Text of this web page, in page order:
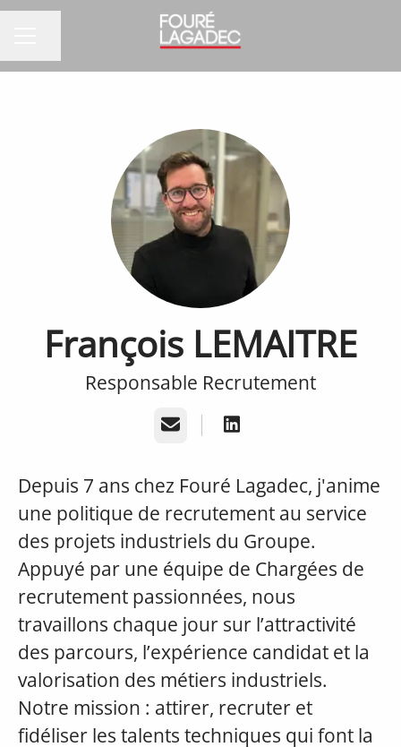
François LEMAITRE
Responsable Recrutement
E-mail
Depuis 7 ans chez Fouré Lagadec, j'anime
une politique de recrutement au service
des projets industriels du Groupe.
Appuyé par une équipe de Chargées de
recrutement passionnées, nous
travaillons chaque jour sur l’attractivité
des parcours, l’expérience candidat et la
valorisation des métiers industriels.
Notre mission : attirer, recruter et
fidéliser les talents techniques qui font la